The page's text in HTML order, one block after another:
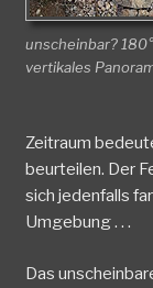
unscheinbar? 180°
vertikales
Zeitraum
beurteilen. Der
sich jedenfalls
Umgebung . . .
Das